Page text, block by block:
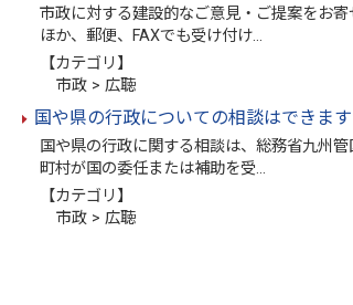
市政に対する建設的なご意見・ご提案をお
ほか、郵便、FAXでも受け付け…
【カテゴリ】
市政 > 広聴
国や県の行政についての相談はできます
国や県の行政に関する相談は、総務省九州
町村が国の委任または補助を受…
【カテゴリ】
市政 > 広聴